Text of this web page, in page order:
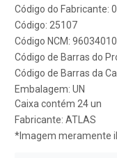
Código do Fabricante:
Código: 25107
Código NCM: 96034010
Código de Barras do
Código de Barras da
Embalagem: UN
Caixa contém 24 un
Fabricante: ATLAS
*Imagem meramente